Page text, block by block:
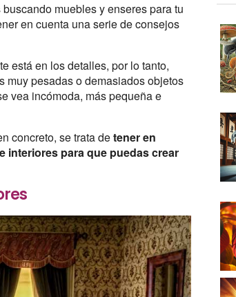
muebles y enseres para tu
en cuenta una serie de consejos
está en los detalles, por lo tanto,
muy pesadas o demasiados objetos
vea incómoda, más pequeña e
concreto, se trata detener en
interiores para que puedas crear